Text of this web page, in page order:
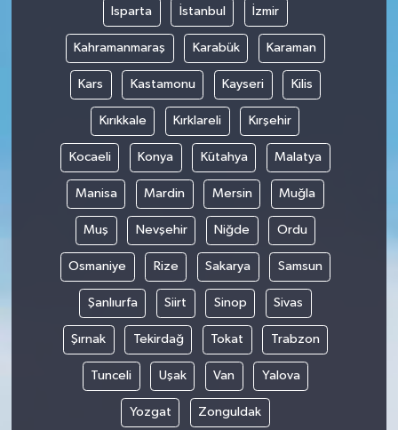
Isparta İstanbul İzmir
Kahramanmaraş Karabük Karaman
Kars Kastamonu Kayseri Kilis
Kırıkkale Kırklareli Kırşehir
Kocaeli Konya Kütahya Malatya
Manisa Mardin Mersin Muğla
Muş Nevşehir Niğde Ordu
Osmaniye Rize Sakarya Samsun
Şanlıurfa Siirt Sinop Sivas
Şırnak Tekirdağ Tokat Trabzon
Tunceli Uşak Van Yalova
Yozgat Zonguldak